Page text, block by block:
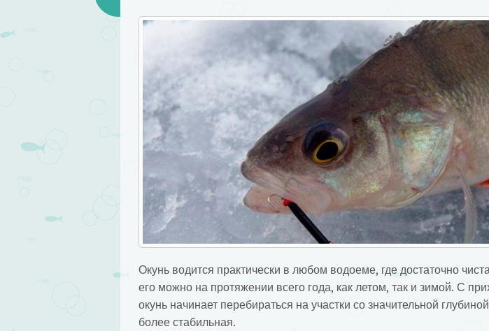
Окунь водится практически в любом водоеме, где достаточно
его можно на протяжении всего года, как летом, так и зимой. С
окунь начинает перебираться на участки со значительной
более стабильная.